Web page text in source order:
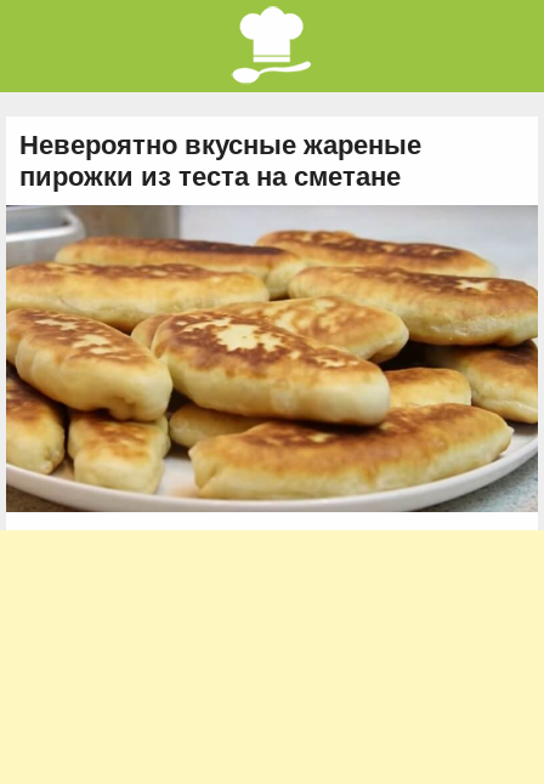
Невероятно вкусные жареные
пирожки из теста на сметане